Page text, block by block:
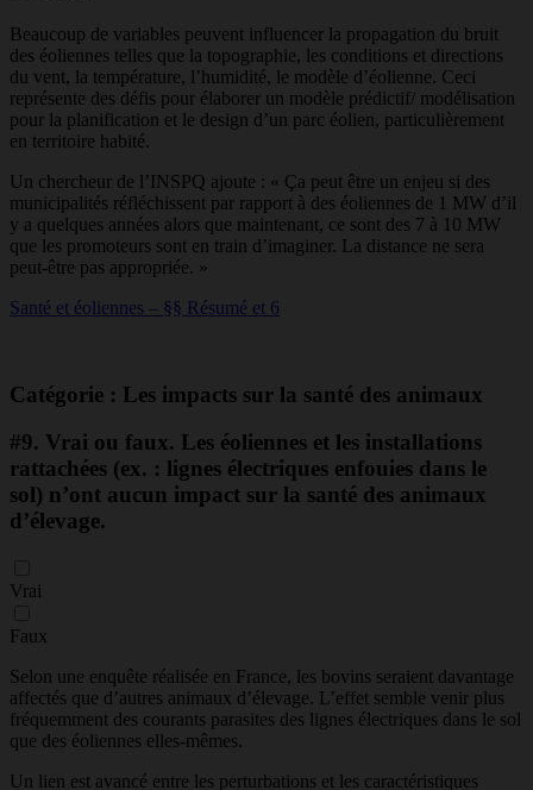
Beaucoup de variables peuvent influencer la propagation du bruit
des éoliennes telles que la topographie, les conditions et directions
du vent, la température, l’humidité, le modèle d’éolienne. Ceci
représente des défis pour élaborer un modèle prédictif/ modélisation
pour la planification et le design d’un parc éolien, particulièrement
en territoire habité.
Un chercheur de l’INSPQ ajoute : « Ça peut être un enjeu si des
municipalités réfléchissent par rapport à des éoliennes de 1 MW d’il
y a quelques années alors que maintenant, ce sont des 7 à 10 MW
que les promoteurs sont en train d’imaginer. La distance ne sera
peut-être pas appropriée. »
Santé et éoliennes – §§ Résumé et 6
Catégorie : Les impacts sur la santé des animaux
#9. Vrai ou faux. Les éoliennes et les installations
rattachées (ex. : lignes électriques enfouies dans le
sol) n’ont aucun impact sur la santé des animaux
d’élevage.
Vrai
Faux
Selon une enquête réalisée en France, les bovins seraient davantage
affectés que d’autres animaux d’élevage. L’effet semble venir plus
fréquemment des courants parasites des lignes électriques dans le sol
que des éoliennes elles-mêmes.
Un lien est avancé entre les perturbations et les caractéristiques